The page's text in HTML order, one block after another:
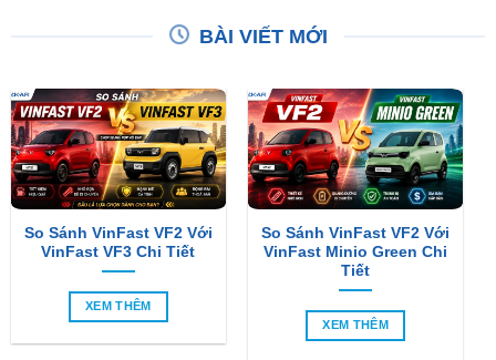
BÀI VIẾT MỚI
So Sánh VinFast VF2 Với
VinFast VF3 Chi Tiết
XEM THÊM
So Sánh VinFast VF2 Với
VinFast Minio Green Chi
Tiết
XEM THÊM